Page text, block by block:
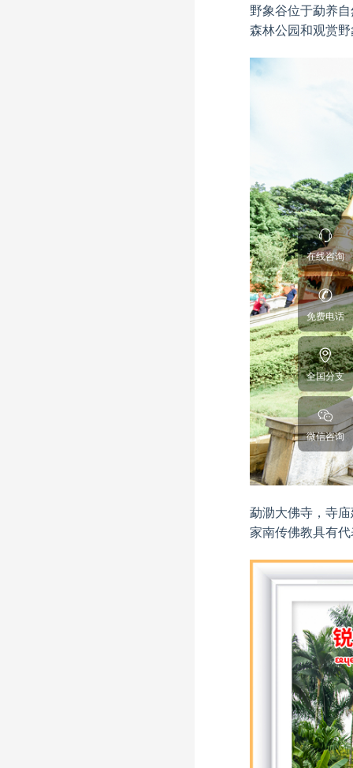
野象谷位于勐养
森林公园和观赏
勐泐大佛寺，寺
家南传佛教具有
在线咨询
免费电话
全国分支
微信咨询